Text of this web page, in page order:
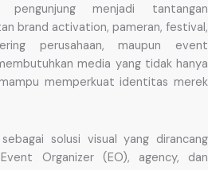
pengunjung menjadi tantangan
brand activation, pameran, festival,
perusahaan, maupun event
media yang tidak hanya
memperkuat identitas merek
solusi visual yang dirancang
Organizer (EO), agency, dan